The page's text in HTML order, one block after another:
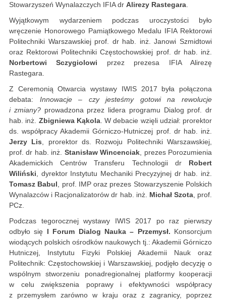
Stowarzyszeń Wynalazczych IFIA dr Alirezy Rastegara.
Wyjątkowym wydarzeniem podczas uroczystości było
wręczenie Honorowego Pamiątkowego Medalu IFIA Rektorowi
Politechniki Warszawskiej prof. dr hab. inż. Janowi Szmidtowi
oraz Rektorowi Politechniki Częstochowskiej prof. dr hab. inż.
Norbertowi Sczygiolowi przez prezesa IFIA Alirezę
Rastegara.
Z Ceremonią Otwarcia wystawy IWIS 2017 była połączona
debata: Innowacje – czy jesteśmy gotowi na rewolucje
i zmiany? prowadzona przez lidera programu Dialog prof. dr
hab. inż. Zbigniewa Kąkola. W debacie wzięli udział: prorektor
ds. współpracy Akademii Górniczo-Hutniczej prof. dr hab. inż.
Jerzy Lis, prorektor ds. Rozwoju Politechniki Warszawskiej,
prof. dr hab. inż. Stanisław Wincenciak, prezes Porozumienia
Akademickich Centrów Transferu Technologii dr Robert
Wiliński, dyrektor Instytutu Mechaniki Precyzyjnej dr hab. inż.
Tomasz Babul, prof. IMP oraz prezes Stowarzyszenie Polskich
Wynalazców i Racjonalizatorów dr hab. inż. Michał Szota, prof.
PCz.
Podczas tegorocznej wystawy IWIS 2017 po raz pierwszy
odbyło się I Forum Dialog Nauka – Przemysł. Konsorcjum
wiodących polskich ośrodków naukowych tj.: Akademii Górniczo
Hutniczej, Instytutu Fizyki Polskiej Akademii Nauk oraz
Politechnik: Częstochowskiej i Warszawskiej, podjęło decyzję o
wspólnym stworzeniu ponadregionalnej platformy kooperacji
w celu zwiększenia poprawy i efektywności współpracy
z przemysłem zarówno w kraju oraz z zagranicy, poprzez